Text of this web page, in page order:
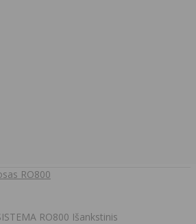
RO800
RO800 Išankstinis